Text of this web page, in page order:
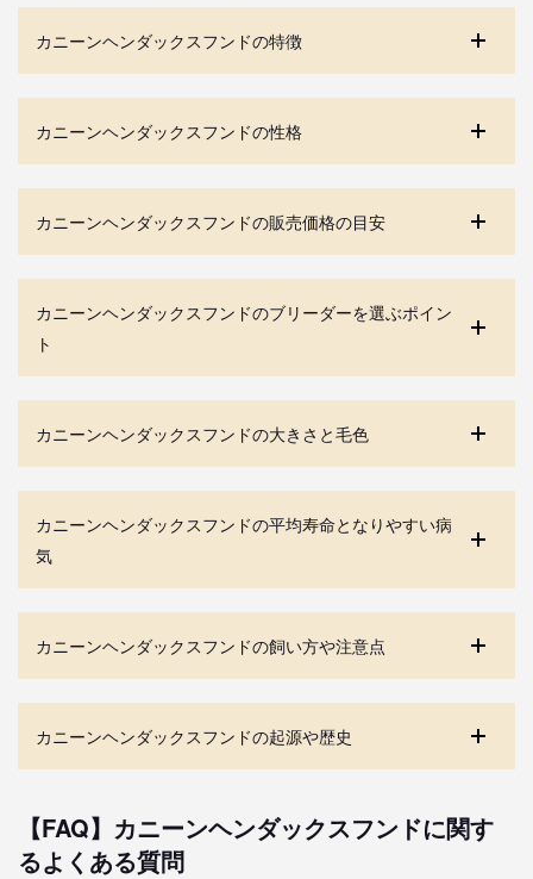
カニーンヘンダックスフンドの特徴
カニーンヘンダックスフンドの性格
カニーンヘンダックスフンドの販売価格の目安
カニーンヘンダックスフンドのブリーダーを選ぶポイン
ト
カニーンヘンダックスフンドの大きさと毛色
カニーンヘンダックスフンドの平均寿命となりやすい病
気
カニーンヘンダックスフンドの飼い方や注意点
カニーンヘンダックスフンドの起源や歴史
【FAQ】カニーンヘンダックスフンドに関す
るよくある質問